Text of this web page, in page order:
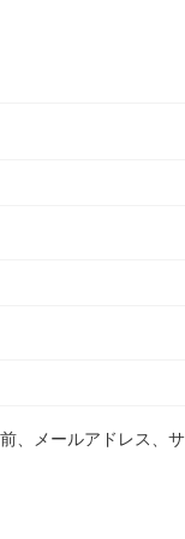
、メールアドレス、サ